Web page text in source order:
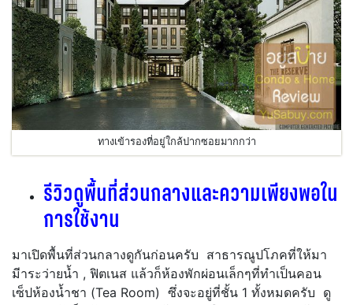
ทางเข้ารองที่อยู่ใกล้ปากซอยมากกว่า
รีวิวดูพื้นที่ส่วนกลางและความเพียงพอใน
การใช้งาน
มาเปิดพื้นที่ส่วนกลางดูกันก่อนครับ สาธารณูปโภคที่ให้มา
มีาระว่ายน้ำ , ฟิตเนส แล้วก็ห้องพักผ่อนเล็กๆที่ทำเป็นคอน
เซ็ปห้องน้ำชา (Tea Room) ซึ่งจะอยู่ที่ชั้น 1 ทั้งหมดครับ ดู